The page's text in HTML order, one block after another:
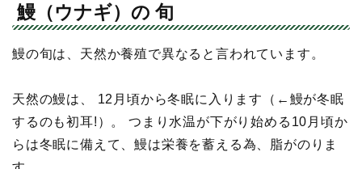
鰻（ウナギ）の 旬
鰻の旬は、天然か養殖で異なると言われています。
天然の鰻は、 12月頃から冬眠に入ります（←鰻が冬眠
するのも初耳!）。 つまり水温が下がり始める10月頃か
らは冬眠に備えて、鰻は栄養を蓄える為、脂がのりま